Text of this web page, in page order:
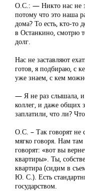
О.С.: — Никто нас не
потому что это наша
дома? То есть, кто-то
в Останкино, смотрю
долг.
Нас не заставляют
готов, я подбираю, с
уже знаем, с кем
— Я не раз слышала, и
коллег, и даже общих
заплатили, что ли?
О.С. – Так говорят не
мягко говоря. Нам
говорят: «вот вы
квартиры». Ты,
квартира (сидим в
Ю. С.). Есть
государством.